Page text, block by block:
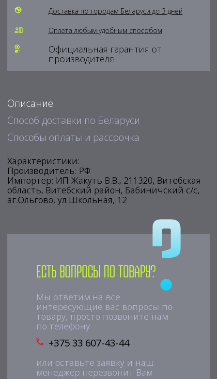
Доставка по городам Беларуси до 3 дней
Оплата любым удобным способом
Официальная гарантия от
производителя
Описание
Способ доставки по Беларуси
Способы оплаты и рассрочка
Характеристики:
Производитель: РФ
Импортер: ИП Жакуть В.В., 211320, Витебская
область, Витебский район, Бабиничский с/с,
аг.Ольгово, ул.Школьная, 12
Есть вопросы по товару?
Мы ответим на все
интересующие вас вопросы по
товару, просто позвоните нам
по телефону
+375 33 607-43-44
или оставьте заявку и наш
менеджер перезвонит Вам